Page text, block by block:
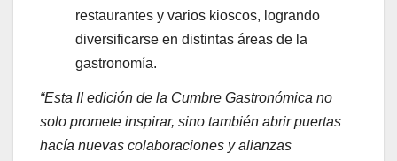
restaurantes y varios kioscos, logrando
diversificarse en distintas áreas de la
gastronomía.
“Esta II edición de la Cumbre Gastronómica no
solo promete inspirar, sino también abrir puertas
hacía nuevas colaboraciones y alianzas